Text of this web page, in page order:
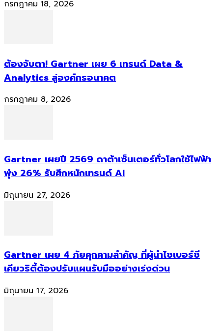
กรกฎาคม 18, 2026
ต้องจับตา! Gartner เผย 6 เทรนด์ Data &
Analytics สู่องค์กรอนาคต
กรกฎาคม 8, 2026
Gartner เผยปี 2569 ดาต้าเซ็นเตอร์ทั่วโลกใช้ไฟฟ้า
พุ่ง 26% รับศึกหนักเทรนด์ AI
มิถุนายน 27, 2026
Gartner เผย 4 ภัยคุกคามสำคัญ ที่ผู้นำไซเบอร์ซี
เคียวริตี้ต้องปรับแผนรับมืออย่างเร่งด่วน
มิถุนายน 17, 2026